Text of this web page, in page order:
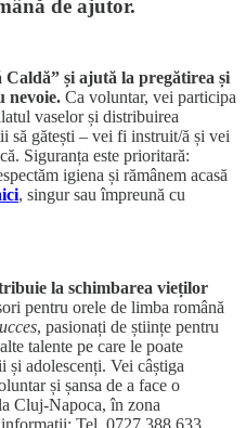
de ajutor.
și ajută la pregătirea și
nevoie. Ca voluntar, vei participa
vaselor și distribuirea
să gătești – vei fi instruit/ă și vei
Siguranța este prioritară:
igiena și rămânem acasă
, singur sau împreună cu
la schimbarea vieților
pentru orele de limba română
, pasionați de științe pentru
talente pe care le poate
adolescenți. Vei câștiga
și șansa de a face o
Cluj-Napoca, în zona
Tel. 0727 388 633,